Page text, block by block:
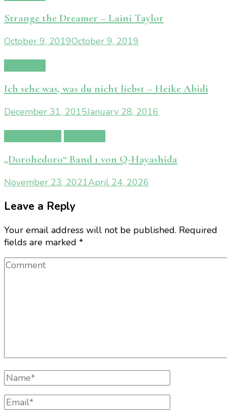
Strange the Dreamer – Laini Taylor
October 9, 2019October 9, 2019
Ich sehe was, was du nicht liebst – Heike Abidi
December 31, 2015January 28, 2016
„Dorohedoro“ Band 1 von Q-Hayashida
November 23, 2021April 24, 2026
Leave a Reply
Your email address will not be published. Required
fields are marked *
Comment
Full
Name
Email